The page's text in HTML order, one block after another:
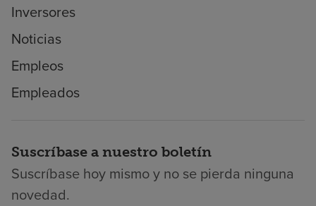
Inversores
Noticias
Empleos
Empleados
Suscríbase a nuestro boletín
Suscríbase hoy mismo y no se pierda ninguna
novedad.